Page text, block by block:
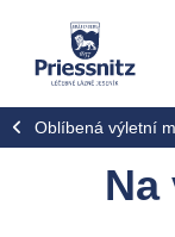
Oblíbená výletní